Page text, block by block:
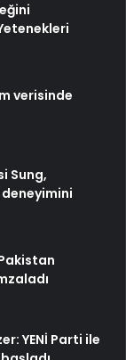
verisinde
Sung,
deneyimini
YENİ Parti ile